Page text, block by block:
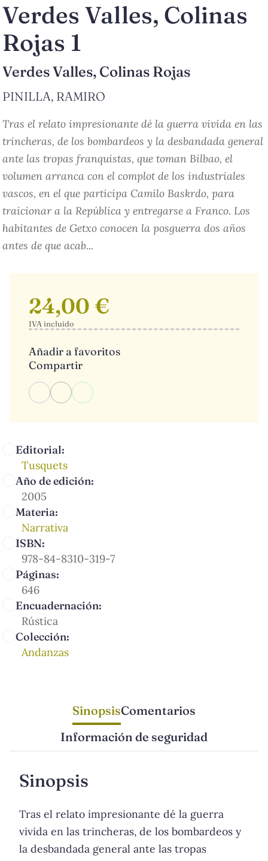
Verdes Valles, Colinas
Rojas 1
Verdes Valles, Colinas Rojas
PINILLA, RAMIRO
Tras el relato impresionante dé la guerra vivida en las
trincheras, de los bombardeos y la desbandada general
ante las tropas franquistas, que toman Bilbao, el
volumen arranca con el complot de los industriales
vascos, en el que participa Camilo Baskrdo, para
traicionar a la República y entregarse a Franco. Los
habitantes de Getxo conocen la posguerra dos años
antes de que acab...
Editorial:
Tusquets
Año de edición:
2005
Materia:
Narrativa
ISBN:
978-84-8310-319-7
Páginas:
646
Encuadernación:
Rústica
Colección:
Andanzas
24,00 €
IVA incluido
Añadir a favoritos
Compartir
SinopsisComentarios
Información de seguridad
Sinopsis
Tras el relato impresionante dé la guerra
vivida en las trincheras, de los bombardeos y
la desbandada general ante las tropas